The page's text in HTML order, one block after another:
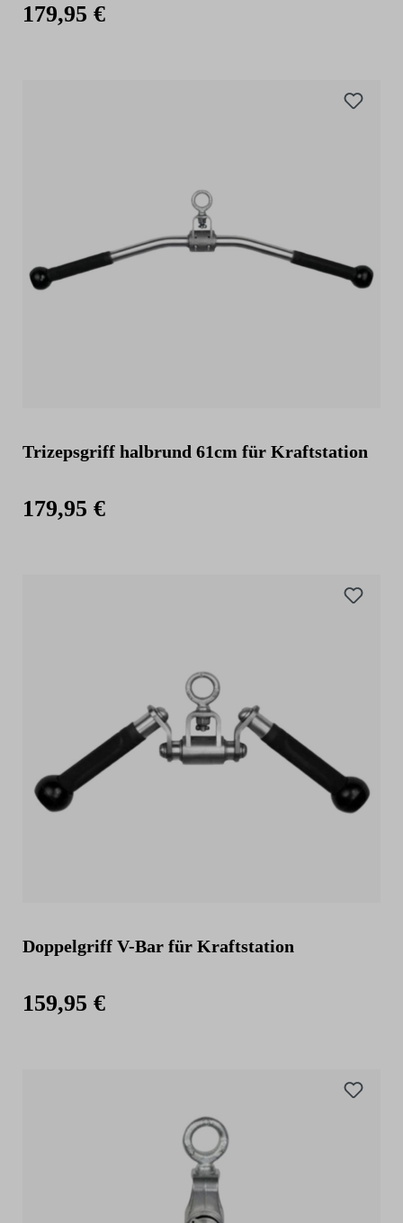
179,95 €
Trizepsgriff halbrund 61cm für Kraftstation
179,95 €
Doppelgriff V-Bar für Kraftstation
159,95 €